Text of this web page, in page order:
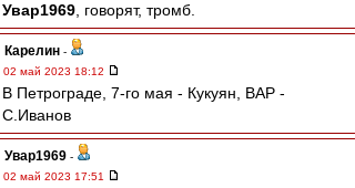
Увар1969 , говорят, тромб.
Карелин -
02 май 2023 18:12
В Петрограде, 7-го мая - Кукуян, ВАР -
С.Иванов
Увар1969 -
02 май 2023 17:51